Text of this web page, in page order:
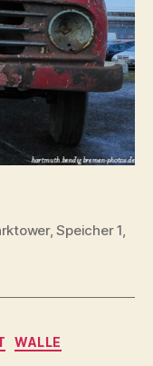
,Speicher 1,
WALLE